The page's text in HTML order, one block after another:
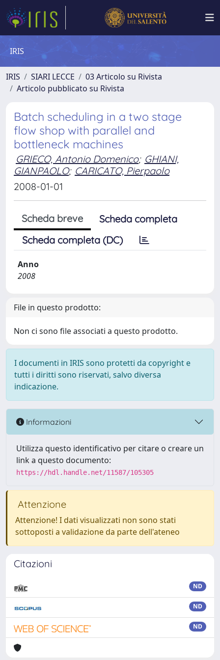
IRIS
IRIS SIARI LECCE
03 Articolo su Rivista
Articolo pubblicato su Rivista
Batch scheduling in a two stage
flow shop with parallel and
bottleneck machines
GRIECO, Antonio Domenico; GHIANI,
GIANPAOLO; CARICATO, Pierpaolo
2008-01-01
Scheda breve
Scheda completa
Scheda completa (DC)
Anno
2008
File in questo prodotto:
Non ci sono file associati a questo prodotto.
I documenti in IRIS sono protetti da copyright e
tutti i diritti sono riservati, salvo diversa
indicazione.
Informazioni
Utilizza questo identificativo per citare o creare un
link a questo documento:
https://hdl.handle.net/11587/105305
Attenzione
Attenzione! I dati visualizzati non sono stati
sottoposti a validazione da parte dell'ateneo
Citazioni
ND
ND
ND